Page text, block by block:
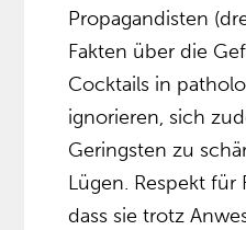
Propagandisten
Fakten über die
Cocktails in
ignorieren, sich
Geringsten zu
Lügen. Respekt für
dass sie trotz